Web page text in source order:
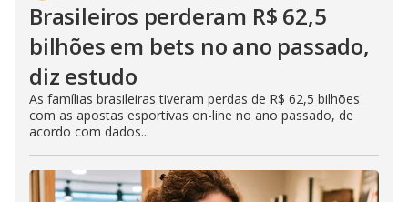
Brasileiros perderam R$ 62,5
bilhões em bets no ano passado,
diz estudo
As famílias brasileiras tiveram perdas de R$ 62,5 bilhões
com as apostas esportivas on-line no ano passado, de
acordo com dados...